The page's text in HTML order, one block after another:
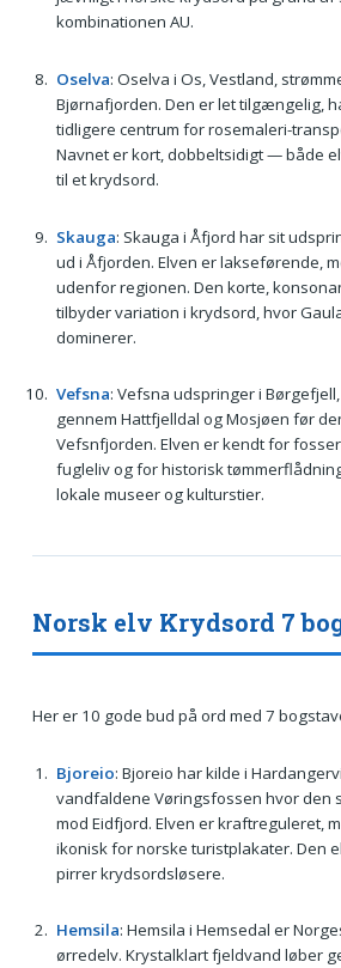
kombinationen AU.
Oselva: Oselva i Os, Vestland,
Bjørnafjorden. Den er let tilgængelig,
tidligere centrum for rosemaleri-
Navnet er kort, dobbeltsidigt — både
til et krydsord.
Skauga: Skauga i Åfjord har sit
ud i Åfjorden. Elven er lakseførende,
udenfor regionen. Den korte,
tilbyder variation i krydsord, hvor
dominerer.
Vefsna: Vefsna udspringer i
gennem Hattfjelldal og Mosjøen før
Vefsnfjorden. Elven er kendt for
fugleliv og for historisk
lokale museer og kulturstier.
Norsk elv Krydsord 7
Her er 10 gode bud på ord med 7
Bjoreio: Bjoreio har kilde i
vandfaldene Vøringsfossen hvor den
mod Eidfjord. Elven er kraftreguleret,
ikonisk for norske turistplakater. Den
pirrer krydsordsløsere.
Hemsila: Hemsila i Hemsedal er
ørredelv. Krystalklart fjeldvand løber